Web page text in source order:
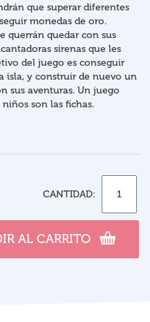
que superar diferentes
monedas de oro.
querrán quedar con sus
sirenas que les
del juego es conseguir
isla, y construir de nuevo un
sus aventuras. Un juego
son las fichas.
CANTIDAD:
AL CARRITO